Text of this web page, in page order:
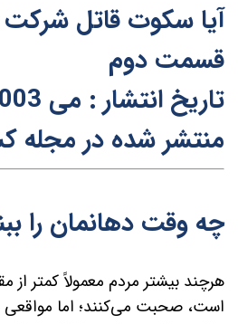
آیا سکوت قاتل
قسمت دوم
تاریخ انتشار : می 2003
منتشر شده در مجله
چه وقت دهانمان را
هرچند بیشتر مردم معمولاً کمتر از
است، صحبت می­‌کنند؛ اما